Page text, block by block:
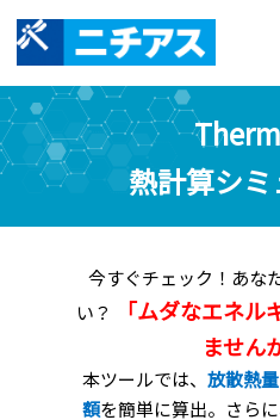
熱計算シ
今すぐチェック！あな
い？
「ムダなエネ
ません
本ツールでは、 放散熱
額を簡単に算出。さらに